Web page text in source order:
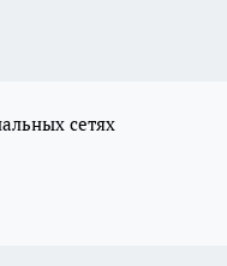
сетях